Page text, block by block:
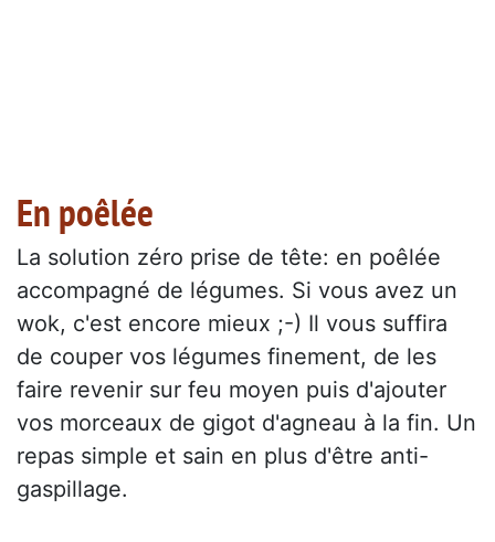
En poêlée
La solution zéro prise de tête: en poêlée
accompagné de légumes. Si vous avez un
wok, c'est encore mieux ;-) Il vous suffira
de couper vos légumes finement, de les
faire revenir sur feu moyen puis d'ajouter
vos morceaux de gigot d'agneau à la fin. Un
repas simple et sain en plus d'être anti-
gaspillage.